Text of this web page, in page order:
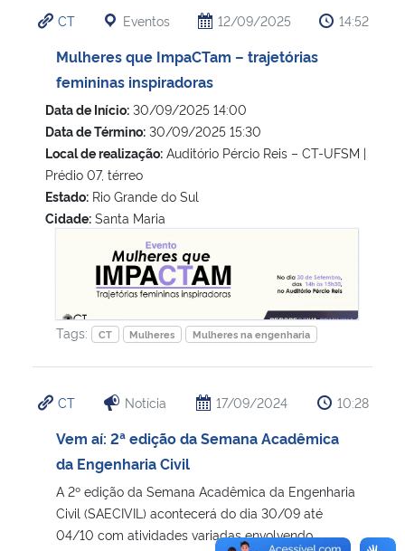
CT Eventos 12/09/2025 14:52
Mulheres que ImpaCTam – trajetórias
femininas inspiradoras
Data de Início: 30/09/2025 14:00
Data de Término: 30/09/2025 15:30
Local de realização: Auditório Pércio Reis – CT-UFSM |
Prédio 07, térreo
Estado: Rio Grande do Sul
Cidade: Santa Maria
Mulheres que ImpaCTam – trajetórias femininas
Tags: CT Mulheres Mulheres na engenharia
CT Notícia 17/09/2024 10:28
Vem aí: 2ª edição da Semana Acadêmica
da Engenharia Civil
A 2º edição da Semana Acadêmica da Engenharia
Civil (SAECIVIL) acontecerá do dia 30/09 até
04/10 com atividades variadas envolvendo